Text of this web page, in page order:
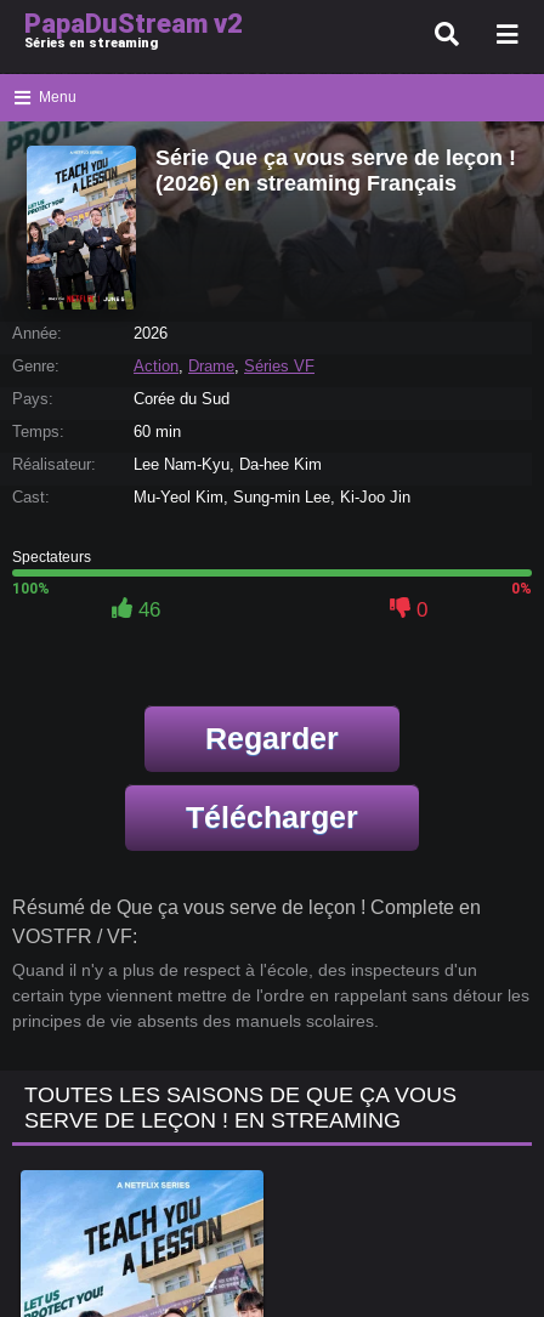
PapaDuStream v2
Séries en streaming
Menu
Série Que ça vous serve de leçon !
(2026) en streaming Français
Année:
2026
Genre:
Action, Drame, Séries VF
Pays:
Corée du Sud
Temps:
60 min
Réalisateur:
Lee Nam-Kyu, Da-hee Kim
Cast:
Mu-Yeol Kim, Sung-min Lee, Ki-Joo Jin
Spectateurs
100%
0%
46 0
Regarder
Télécharger
Résumé de Que ça vous serve de leçon ! Complete en
VOSTFR / VF:
Quand il n'y a plus de respect à l'école, des inspecteurs d'un
certain type viennent mettre de l'ordre en rappelant sans détour les
principes de vie absents des manuels scolaires.
TOUTES LES SAISONS DE QUE ÇA VOUS
SERVE DE LEÇON ! EN STREAMING